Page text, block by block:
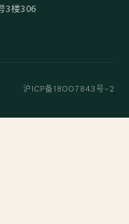
3楼306
沪ICP备18007843号-2